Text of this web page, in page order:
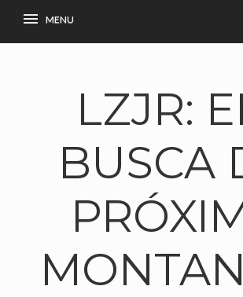
LZJR:
BUSCA